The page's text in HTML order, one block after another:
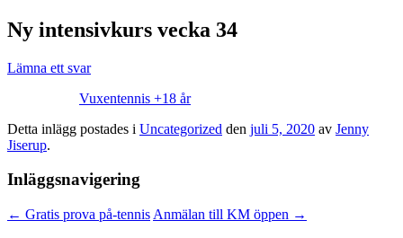
Ny intensivkurs vecka 34
Lämna ett svar
Vuxentennis +18 år
Detta inlägg postades i Uncategorized den juli 5, 2020 av Jenny
Jiserup.
Inläggsnavigering
← Gratis prova på-tennis Anmälan till KM öppen →